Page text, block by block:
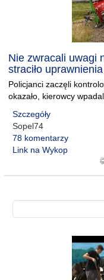
Nie zwracali uwagi
straciło
Policjanci zaczęli
okazało, kierowcy
Szczegóły
Sopel74
78 komentarzy
Link na Wykop